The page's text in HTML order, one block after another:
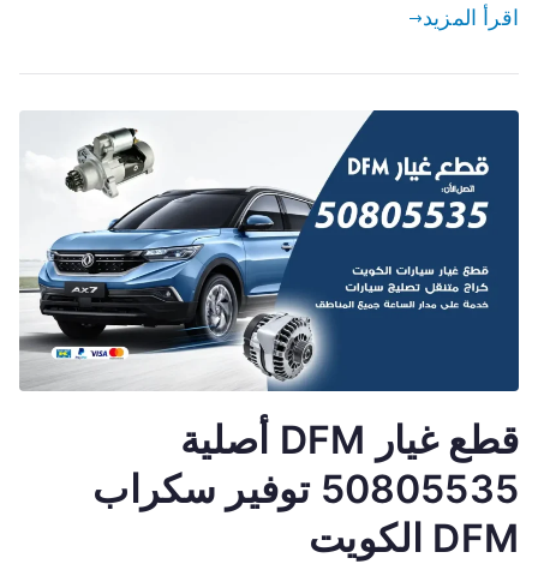
اقرأ المزيد
قطع غيار DFM أصلية
50805535 توفير سكراب
DFM الكويت